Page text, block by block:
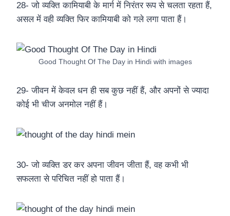
28- जो व्यक्ति कामियाबी के मार्ग में निरंतर रूप से चलता रहता हैं,
असल में वही व्यक्ति फिर कामियाबी को गले लगा पाता हैं।
Good Thought Of The Day in Hindi with images
29- जीवन में केवल धन ही सब कुछ नहीं हैं, और अपनों से ज्यादा
कोई भी चीज अनमोल नहीं हैं।
30- जो व्यक्ति डर कर अपना जीवन जीता हैं, वह कभी भी
सफलता से परिचित नहीं हो पाता हैं।